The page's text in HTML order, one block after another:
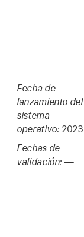
Fecha de
lanzamiento del
sistema
operativo: 2023
Fechas de
validación: —